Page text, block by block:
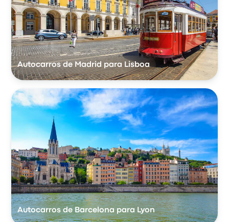
Autocarros de Madrid para Lisboa
Autocarros de Barcelona para Lyon